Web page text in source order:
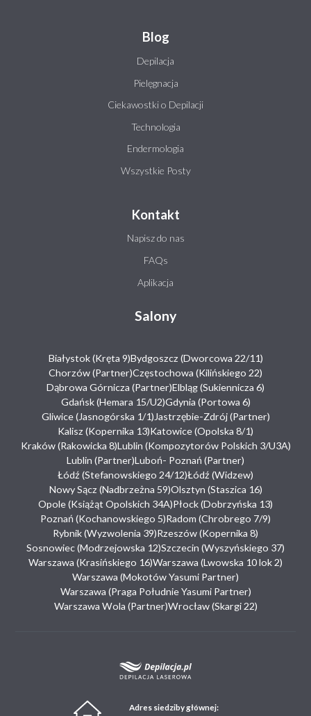
Blog
Depilacja
Pielęgnacja
Ciekawostki o Depilacji
Technologia
Endermologia
Wszystkie Posty
Kontakt
Napisz do nas
FAQs
Aplikacja
Salony
Białystok (Kręta 9)Bydgoszcz (Dworcowa 22/11)
Chorzów (Partner)Częstochowa (Kilińskiego 22)
Dąbrowa Górnicza (Partner)Elbląg (Sukiennicza 6)
Gdańsk (Hemara 15/U2)Gdynia (Portowa 6)
Gliwice (Jasnogórska 1/1) Jastrzębie-Zdrój (Partner)
Kalisz (Kopernika 13)Katowice (Opolska 8/1)
Kraków (Rakowicka 8)Lublin (Kompozytorów Polskich 3/U3A)
Lublin (Partner)Luboń- Poznań (Partner)
Łódź (Stefanowskiego 24/12)Łódź (Widzew)
Nowy Sącz (Nadbrzeżna 59)Olsztyn (Staszica 16)
Opole (Książąt Opolskich 34A)Płock (Dobrzyńska 13)
Poznań (Kochanowskiego 5)Radom (Chrobrego 7/9)
Rybnik (Wyzwolenia 39)Rzeszów (Kopernika 8)
Sosnowiec (Modrzejowska 12)Szczecin (Wyszyńskiego 37)
Warszawa (Krasińskiego 16)Warszawa (Lwowska 10 lok 2)
Warszawa (Mokotów Yasumi Partner)
Warszawa (Praga Południe Yasumi Partner)
Warszawa Wola (Partner)Wrocław (Skargi 22)
Adres siedziby głównej: